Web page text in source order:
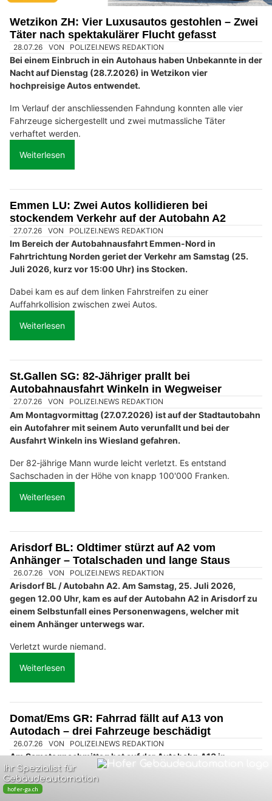
Wetzikon ZH: Vier Luxusautos gestohlen – Zwei
Täter nach spektakulärer Flucht gefasst
28.07.26 VON POLIZEI.NEWS REDAKTION
Bei einem Einbruch in ein Autohaus haben Unbekannte in der
Nacht auf Dienstag (28.7.2026) in Wetzikon vier
hochpreisige Autos entwendet.
Im Verlauf der anschliessenden Fahndung konnten alle vier
Fahrzeuge sichergestellt und zwei mutmassliche Täter
verhaftet werden.
Weiterlesen
Emmen LU: Zwei Autos kollidieren bei
stockendem Verkehr auf der Autobahn A2
27.07.26 VON POLIZEI.NEWS REDAKTION
Im Bereich der Autobahnausfahrt Emmen-Nord in
Fahrtrichtung Norden geriet der Verkehr am Samstag (25.
Juli 2026, kurz vor 15:00 Uhr) ins Stocken.
Dabei kam es auf dem linken Fahrstreifen zu einer
Auffahrkollision zwischen zwei Autos.
Weiterlesen
St.Gallen SG: 82-Jähriger prallt bei
Autobahnausfahrt Winkeln in Wegweiser
27.07.26 VON POLIZEI.NEWS REDAKTION
Am Montagvormittag (27.07.2026) ist auf der Stadtautobahn
ein Autofahrer mit seinem Auto verunfallt und bei der
Ausfahrt Winkeln ins Wiesland gefahren.
Der 82-jährige Mann wurde leicht verletzt. Es entstand
Sachschaden in der Höhe von knapp 100'000 Franken.
Weiterlesen
Arisdorf BL: Oldtimer stürzt auf A2 vom
Anhänger – Totalschaden und lange Staus
26.07.26 VON POLIZEI.NEWS REDAKTION
Arisdorf BL / Autobahn A2. Am Samstag, 25. Juli 2026,
gegen 12.00 Uhr, kam es auf der Autobahn A2 in Arisdorf zu
einem Selbstunfall eines Personenwagens, welcher mit
einem Anhänger unterwegs war.
Verletzt wurde niemand.
Weiterlesen
Domat/Ems GR: Fahrrad fällt auf A13 von
Autodach – drei Fahrzeuge beschädigt
26.07.26 VON POLIZEI.NEWS REDAKTION
Am Samstagnachmittag hat auf der Autobahn A13 in
Domat/Ems ein Automobilist Ladungsgegenstände aus einer
Dachbox verloren.